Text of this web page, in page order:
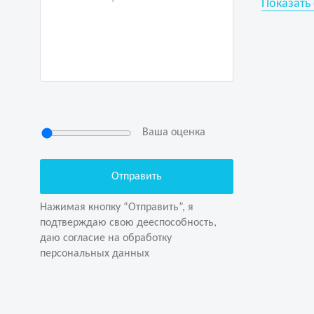
Ваша оценка
Нажимая кнопку “Отправить”, я
подтверждаю свою дееспособность,
даю согласие на обработку
персональных данных
Нажимая кнопку “Отправить”, я
даю согласие на обработку
персональных данных